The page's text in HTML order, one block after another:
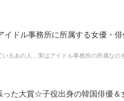
イドル事務所に所属する女優・
いるあの人…実はアイドル事務所の所属なの
った大賞☆子役出身の韓国俳優